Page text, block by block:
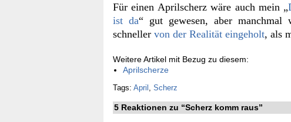
Für einen Aprilscherz wäre auch mein „
ist da“ gut gewesen, aber manchmal
schneller von der Realität eingeholt, als
Weitere Artikel mit Bezug zu diesem:
Aprilscherze
Tags: April , Scherz
5 Reaktionen zu “Scherz komm raus”